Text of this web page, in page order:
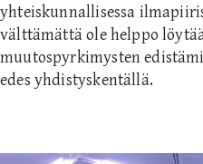
yhteiskunnallisessa
välttämättä ole helppo
muutospyrkimysten
edes yhdistyskentällä.